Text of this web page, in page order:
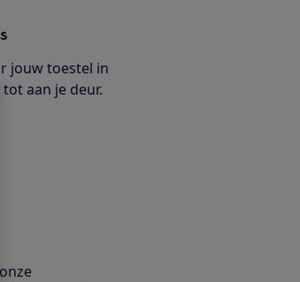
jouw toestel in
aan je deur.